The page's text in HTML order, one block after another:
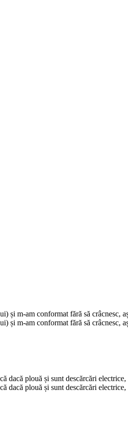
și m-am conformat fără să crâcnesc,
și m-am conformat fără să crâcnesc,
dacă plouă și sunt descărcări
dacă plouă și sunt descărcări